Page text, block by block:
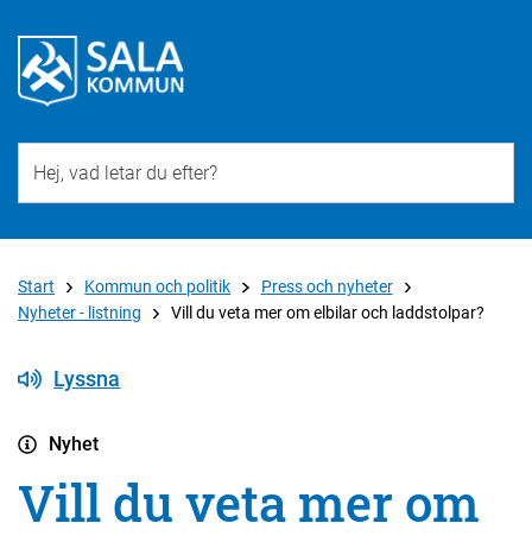
Start Kommun och politik
Press och nyheter
Nyheter - listning
Vill du veta mer om elbilar och laddstolpar?
Lyssna
Nyhet
Vill du veta mer om